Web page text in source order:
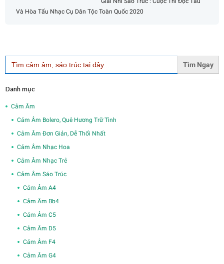
Và Hòa Tấu Nhạc Cụ Dân Tộc Toàn Quốc 2020
Search
for:
Danh mục
Cảm Âm
Cảm Âm Bolero, Quê Hương Trữ Tình
Cảm Âm Đơn Giản, Dễ Thổi Nhất
Cảm Âm Nhạc Hoa
Cảm Âm Nhạc Trẻ
Cảm Âm Sáo Trúc
Cảm Âm A4
Cảm Âm Bb4
Cảm Âm C5
Cảm Âm D5
Cảm Âm F4
Cảm Âm G4